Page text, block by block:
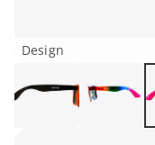
Design